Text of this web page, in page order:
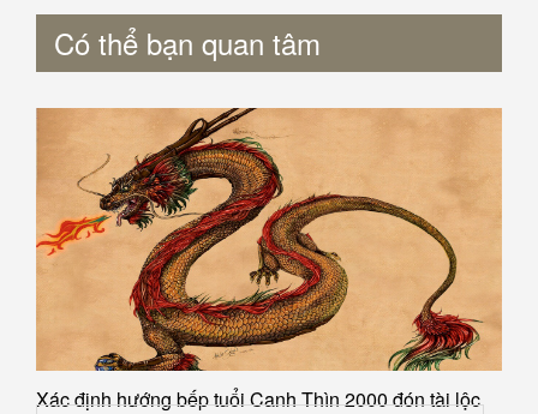
Có thể bạn quan tâm
Xác định hướng bếp tuổi Canh Thìn 2000 đón tài lộc